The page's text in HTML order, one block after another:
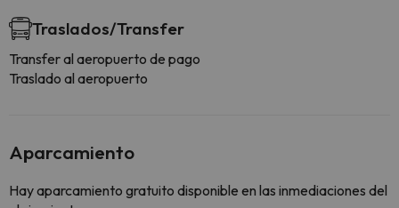
Traslados/Transfer
Transfer al aeropuerto de pago
Traslado al aeropuerto
Aparcamiento
Hay aparcamiento gratuito disponible en las inmediaciones del